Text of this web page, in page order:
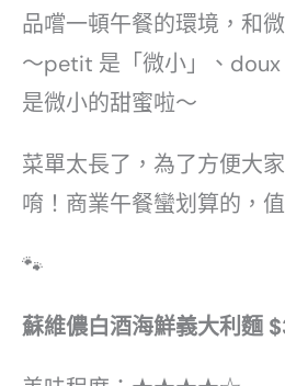
品嚐一頓午餐的環境，和
～petit 是「微小」、
是微小的甜蜜啦～
菜單太長了，為了方便大
唷！商業午餐蠻划算的，值
🐾
蘇維儂白酒海鮮義大利麵